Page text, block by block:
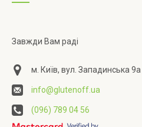
Завжди Вам раді
м. Київ, вул. Западинська 9а
info@glutenoff.ua
(096) 789 04 56